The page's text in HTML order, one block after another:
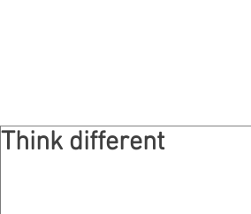
Think different